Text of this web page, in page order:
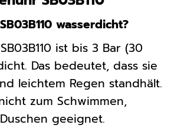
wasserdicht?
ist bis 3 Bar (30
Das bedeutet, dass sie
leichtem Regen standhält.
zum Schwimmen,
geeignet.